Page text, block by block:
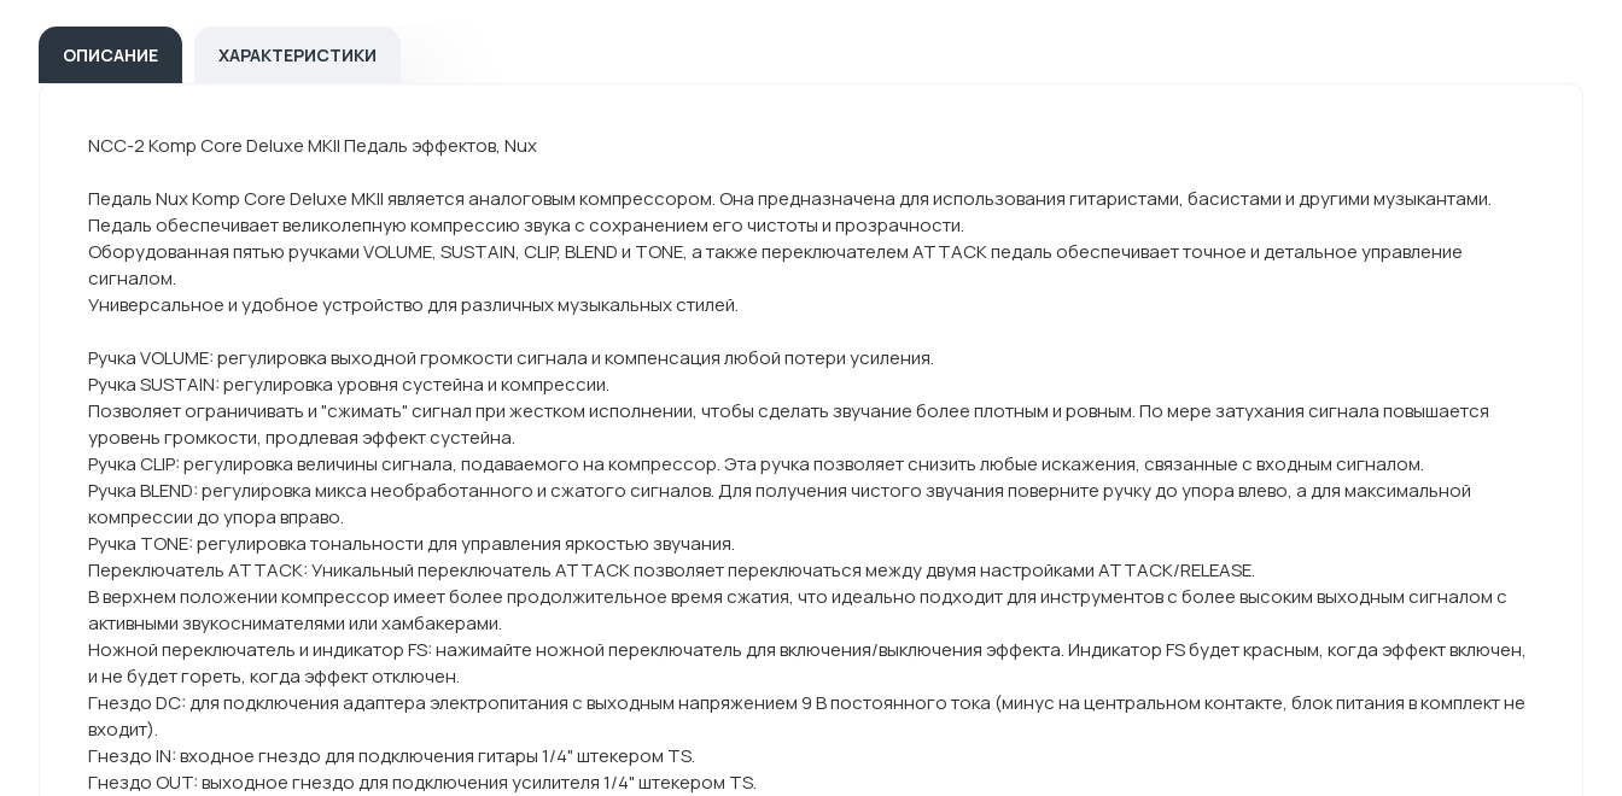
ОПИСАНИЕ ХАРАКТЕРИСТИКИ
NCC-2 Komp Core Deluxe MKII Педаль эффектов, Nux
Педаль Nux Komp Core Deluxe MKII является аналоговым компрессором. Она предназначена для использования гитаристами, басистами и другими музыкантами.
Педаль обеспечивает великолепную компрессию звука с сохранением его чистоты и прозрачности.
Оборудованная пятью ручками VOLUME, SUSTAIN, CLIP, BLEND и TONE, а также переключателем ATTACK педаль обеспечивает точное и детальное управление
сигналом.
Универсальное и удобное устройство для различных музыкальных стилей.
Ручка VOLUME: регулировка выходной громкости сигнала и компенсация любой потери усиления.
Ручка SUSTAIN: регулировка уровня сустейна и компрессии.
Позволяет ограничивать и "сжимать" сигнал при жестком исполнении, чтобы сделать звучание более плотным и ровным. По мере затухания сигнала повышается
уровень громкости, продлевая эффект сустейна.
Ручка CLIP: регулировка величины сигнала, подаваемого на компрессор. Эта ручка позволяет снизить любые искажения, связанные с входным сигналом.
Ручка BLEND: регулировка микса необработанного и сжатого сигналов. Для получения чистого звучания поверните ручку до упора влево, а для максимальной
компрессии до упора вправо.
Ручка TONE: регулировка тональности для управления яркостью звучания.
Переключатель ATTACK: Уникальный переключатель ATTACK позволяет переключаться между двумя настройками ATTACK/RELEASE.
В верхнем положении компрессор имеет более продолжительное время сжатия, что идеально подходит для инструментов с более высоким выходным сигналом с
активными звукоснимателями или хамбакерами.
Ножной переключатель и индикатор FS: нажимайте ножной переключатель для включения/выключения эффекта. Индикатор FS будет красным, когда эффект включен,
и не будет гореть, когда эффект отключен.
Гнездо DC: для подключения адаптера электропитания с выходным напряжением 9 В постоянного тока (минус на центральном контакте, блок питания в комплект не
входит).
Гнездо IN: входное гнездо для подключения гитары 1/4" штекером TS.
Гнездо OUT: выходное гнездо для подключения усилителя 1/4" штекером TS.